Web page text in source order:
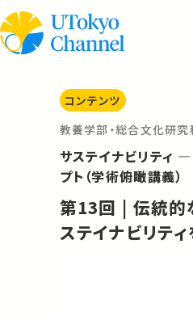
コンテンツ
教養学部・総合文化研究
サステイナビリティ
プト（学術俯瞰講義）
第13回 | 伝統的
ステイナビリテ